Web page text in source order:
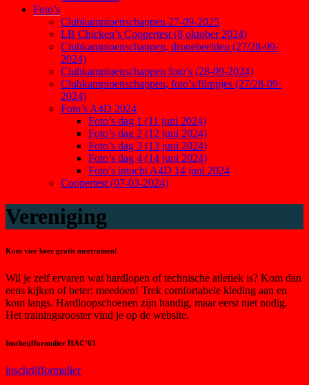
Foto’s
Clubkampioenschappen 27-09-2025
LB Chicken’s Coopertest (8 oktober 2024)
Clubkampioenschappen, dronebeelden (27/28-09-
2024)
Clubkampioenschappen foto’s (28-09-2024)
Clubkampioenschappen, foto’s/filmpjes (27/28-09-
2024)
Foto’s A4D 2024
Foto’s dag 1 (11 juni 2024)
Foto’s dag 2 (12 juni 2024)
Foto’s dag 3 (13 juni 2024)
Foto’s dag 4 (14 juni 2024)
Foto’s intocht A4D 14 juni 2024
Coopertest (07-03-2024)
Vereniging
Kom vier keer gratis meetrainen!
Wil je zelf ervaren wat hardlopen of technische atletiek is? Kom dan
eens kijken of beter: meedoen! Trek comfortabele kleding aan en
kom langs. Hardloopschoenen zijn handig, maar eerst niet nodig.
Het trainingsrooster vind je op de website.
Inschrijfformulier HAC’63
inschrijfformulier